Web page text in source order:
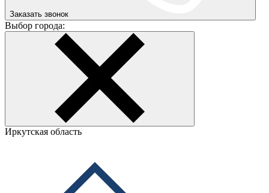
Заказать звонок
Выбор города:
Иркутская область